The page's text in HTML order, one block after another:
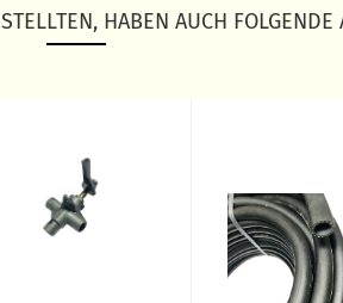
HABEN AUCH FOLGENDE